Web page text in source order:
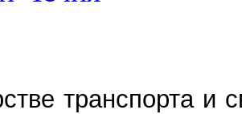
транспорта и